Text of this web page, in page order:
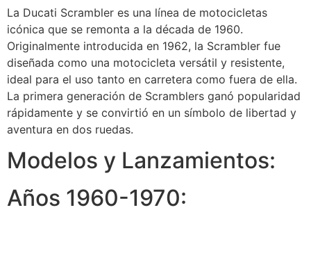
La Ducati Scrambler es una línea de motocicletas
icónica que se remonta a la década de 1960.
Originalmente introducida en 1962, la Scrambler fue
diseñada como una motocicleta versátil y resistente,
ideal para el uso tanto en carretera como fuera de ella.
La primera generación de Scramblers ganó popularidad
rápidamente y se convirtió en un símbolo de libertad y
aventura en dos ruedas.
Modelos y Lanzamientos:
Años 1960-1970: